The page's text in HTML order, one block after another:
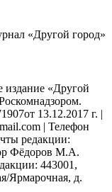
«Другой город»
«Другой
13.12.2017 г. |
| Телефон
редакции:
Фёдоров М.А.
443001,
Ярмарочная, д.